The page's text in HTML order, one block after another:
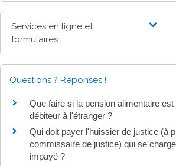
Services en ligne et
formulaires
Questions ? Réponses !
Que faire si la pension alimentaire
débiteur à l'étranger ?
Qui doit payer l'huissier de justice (à
commissaire de justice) qui se
impayé ?